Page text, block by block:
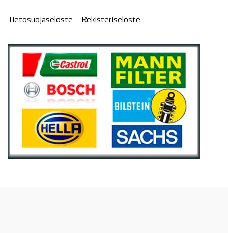
—
Tietosuojaseloste – Rekisteriseloste